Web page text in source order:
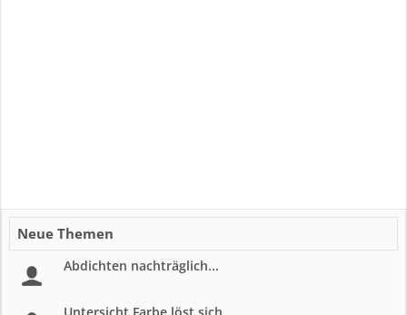
Neue Themen
Abdichten nachträglich...